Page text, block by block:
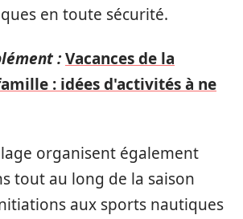
en toute sécurité.
:Vacances de la
: idées d'activités à ne
organisent également
tout au long de la saison
aux sports nautiques